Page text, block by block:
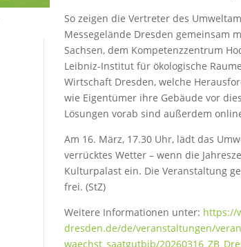
So zeigen die Vertreter des
Messegelände Dresden gemeinsam
Sachsen, dem Kompetenzzentrum
Leibniz-Institut für ökologische
Wirtschaft Dresden, welche
wie Eigentümer ihre Gebäude vor
Lösungen vorab sind außerdem
Am 16. März, 17.30 Uhr, lädt das
verrücktes Wetter – wenn die
Kulturpalast ein. Die Veranstaltung
frei. (StZ)
Weitere Informationen unter: https://
dresden.de/de/veranstaltungen/
waechst_saatgutbib/